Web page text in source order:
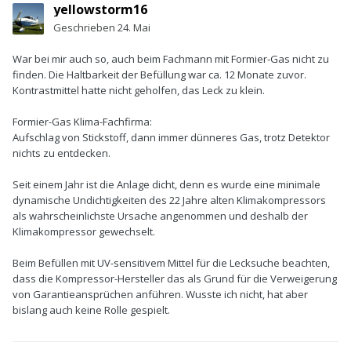
yellowstorm16
Geschrieben 24. Mai
War bei mir auch so, auch beim Fachmann mit Formier-Gas nicht zu
finden. Die Haltbarkeit der Befüllung war ca. 12 Monate zuvor.
Kontrastmittel hatte nicht geholfen, das Leck zu klein.
Formier-Gas Klima-Fachfirma:
Aufschlag von Stickstoff, dann immer dünneres Gas, trotz Detektor
nichts zu entdecken.
Seit einem Jahr ist die Anlage dicht, denn es wurde eine minimale
dynamische Undichtigkeiten des 22 Jahre alten Klimakompressors
als wahrscheinlichste Ursache angenommen und deshalb der
Klimakompressor gewechselt.
Beim Befüllen mit UV-sensitivem Mittel für die Lecksuche beachten,
dass die Kompressor-Hersteller das als Grund für die Verweigerung
von Garantieansprüchen anführen. Wusste ich nicht, hat aber
bislang auch keine Rolle gespielt.